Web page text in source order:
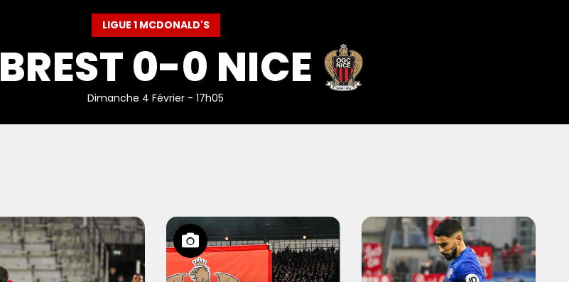
LIGUE 1 MCDONALD'S
BREST 0-0 NICE
Dimanche 4 Février - 17h05